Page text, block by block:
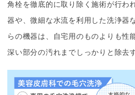
角栓を徹底的に取り除く施術が行わ
器や、微細な水流を利用した洗浄器
らの機器は、自宅用のものよりも性
深い部分の汚れまでしっかりと除去